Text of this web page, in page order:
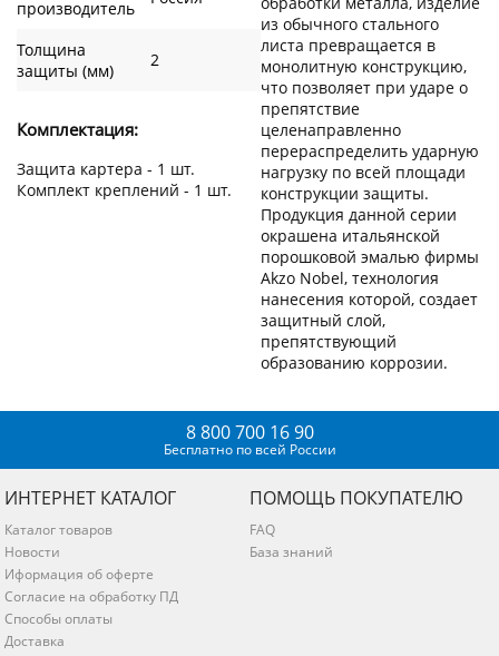
производитель
Толщина
защиты (мм)
2
Комплектация:
Защита картера - 1 шт.
Комплект креплений - 1 шт.
из обычного стального
листа превращается в
монолитную конструкцию,
что позволяет при ударе о
препятствие
целенаправленно
перераспределить ударную
нагрузку по всей площади
конструкции защиты.
Продукция данной серии
окрашена итальянской
порошковой эмалью фирмы
Akzo Nobel, технология
нанесения которой, создает
защитный слой,
препятствующий
образованию коррозии.
8 800 700 16 90
Бесплатно по всей России
ИНТЕРНЕТ КАТАЛОГ
Каталог товаров
Новости
Иформация об оферте
Согласие на обработку ПД
Способы оплаты
Доставка
ПОМОЩЬ ПОКУПАТЕЛЮ
FAQ
База знаний